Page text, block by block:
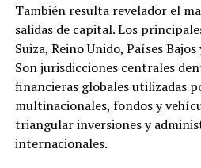
También resulta revelador el
salidas de capital. Los
Suiza, Reino Unido, Países
Son jurisdicciones centrales
financieras globales utilizadas
multinacionales, fondos y
triangular inversiones y
internacionales.